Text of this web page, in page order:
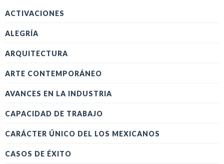
ACTIVACIONES
ALEGRÍA
ARQUITECTURA
ARTE CONTEMPORÁNEO
AVANCES EN LA INDUSTRIA
CAPACIDAD DE TRABAJO
CARÁCTER ÚNICO DEL LOS MEXICANOS
CASOS DE ÉXITO